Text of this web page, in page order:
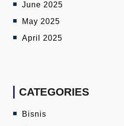
June 2025
May 2025
April 2025
CATEGORIES
Bisnis